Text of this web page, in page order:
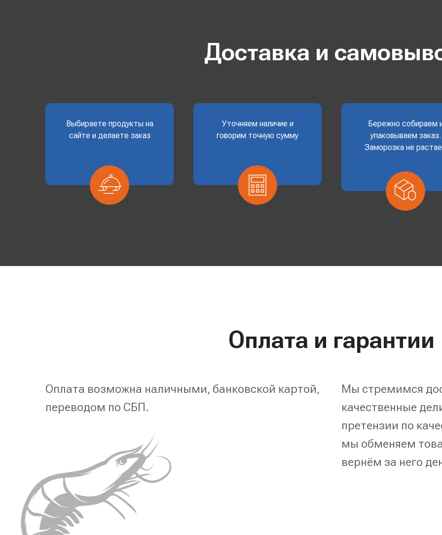
Доставка и
Выбираете продукты на
сайте и делаете заказ
Уточняем наличие и
говорим точную сумму
Бережно собираем
упаковываем заказ.
Заморозка не
Оплата и гарантии
Оплата возможна наличными, банковской картой,
переводом по СБП.
Мы стремимся
качественные
претензии по
мы обменяем
вернём за него